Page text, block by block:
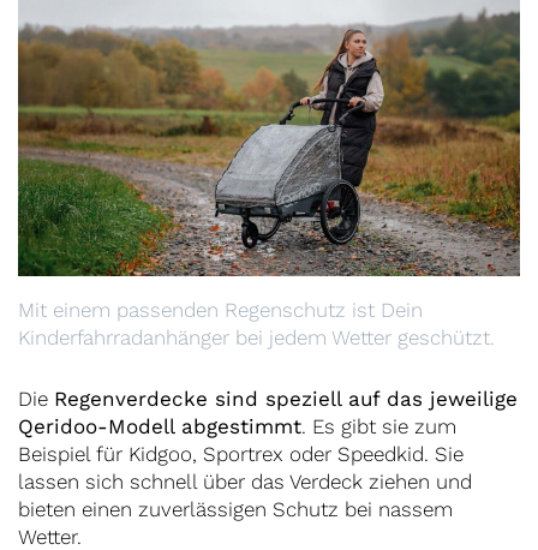
Die Regenverdecke sind speziell auf das jeweilige
Qeridoo-Modell abgestimmt. Es gibt sie zum
Beispiel für Kidgoo, Sportrex oder Speedkid. Sie
lassen sich schnell über das Verdeck ziehen und
bieten einen zuverlässigen Schutz bei nassem
Wetter.
Mit einem passenden Regenschutz ist Dein
Kinderfahrradanhänger bei jedem Wetter geschützt.